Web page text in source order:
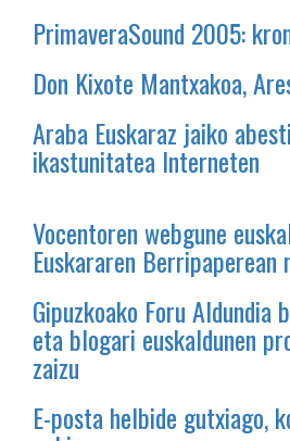
PrimaveraSound 2005:
Don Kixote Mantxakoa,
Araba Euskaraz jaiko
ikastunitatea Interneten
Vocentoren webgune
Euskararen Berripaperean
Gipuzkoako Foru Aldundia
eta blogari euskaldunen
zaizu
E-posta helbide gutxiago,